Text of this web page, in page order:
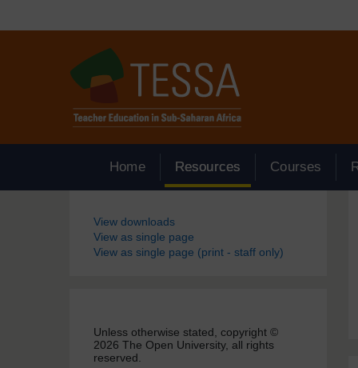
Home Resources Courses
Blocs
View downloads
View as single page
View as single page (print - staff only)
Unless otherwise stated, copyright ©
2026 The Open University, all rights
reserved.